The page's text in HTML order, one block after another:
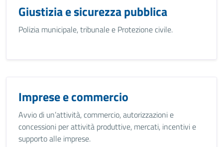
Giustizia e sicurezza pubblica
Polizia municipale, tribunale e Protezione civile.
Imprese e commercio
Avvio di un’attività, commercio, autorizzazioni e
concessioni per attività produttive, mercati, incentivi e
supporto alle imprese.